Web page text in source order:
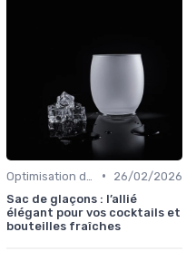
•
26/02/2026
Sac de glaçons : l’allié
élégant pour vos cocktails et
bouteilles fraîches